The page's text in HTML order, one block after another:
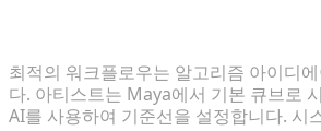
최적의 워크플로우는 알고리즘 아이디
다. 아티스트는 Maya에서 기본 큐브로
AI를 사용하여 기준선을 설정합니다. 시